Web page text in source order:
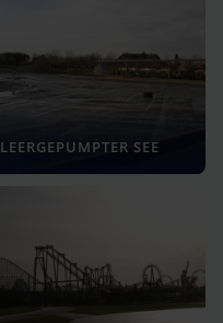
LEERGEPUMPTER SEE